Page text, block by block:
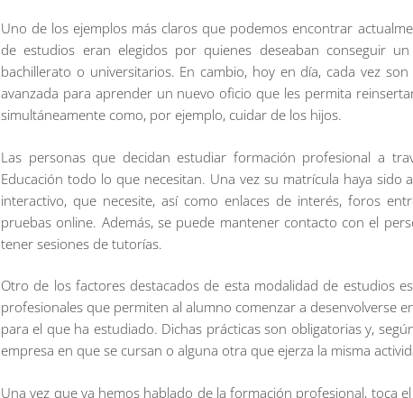
Uno de los ejemplos más claros que podemos encontrar
de estudios eran elegidos por quienes deseaban conseguir
bachillerato o universitarios. En cambio, hoy en día, cada vez
avanzada para aprender un nuevo oficio que les permita
simultáneamente como, por ejemplo, cuidar de los hijos.
Las personas que decidan estudiar formación profesional a
Educación todo lo que necesitan. Una vez su matrícula haya
interactivo, que necesite, así como enlaces de interés, foros
pruebas online. Además, se puede mantener contacto con el
tener sesiones de tutorías.
Otro de los factores destacados de esta modalidad de estudios
profesionales que permiten al alumno comenzar a desenvolverse
para el que ha estudiado. Dichas prácticas son obligatorias y,
empresa en que se cursan o alguna otra que ejerza la misma
Una vez que ya hemos hablado de la formación profesional, toca